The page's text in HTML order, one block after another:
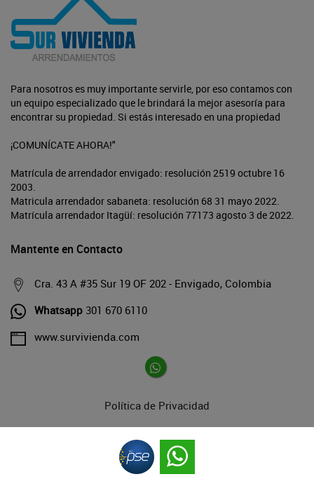
Para nosotros es muy importante servirle, por eso contamos con
un equipo especializado que le brindará la mejor asesoría para
encontrar su propiedad. Si estás interesado en una propiedad
¡COMUNÍCATE AHORA!"
Matrícula de arrendador envigado: resolución 2519 octubre 16
2003.
Matricula arrendador sabaneta: resolución 68 31 mayo 2022.
Matrícula arrendador Itagüí: resolución 77173 agosto 3 de 2022.
Mantente en Contacto
Cra. 43 A #35 Sur 19 OF 202 - Envigado, Colombia
Whatsapp 301 670 6110
www.survivienda.com
Política de Privacidad